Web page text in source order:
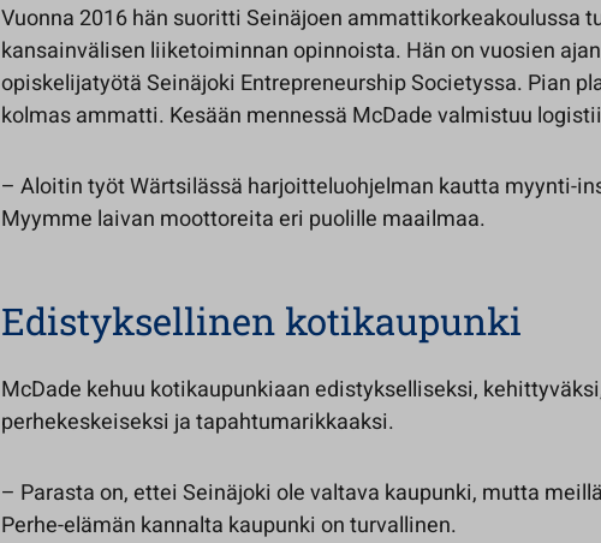
Vuonna 2016 hän suoritti Seinäjoen ammattikorkeakoulussa
kansainvälisen liiketoiminnan opinnoista. Hän on vuosien
opiskelijatyötä Seinäjoki Entrepreneurship Societyssa. Pian
kolmas ammatti. Kesään mennessä McDade valmistuu
– Aloitin työt Wärtsilässä harjoitteluohjelman kautta myynti-
Myymme laivan moottoreita eri puolille maailmaa.
Edistyksellinen kotikaupunki
McDade kehuu kotikaupunkiaan edistykselliseksi,
perhekeskeiseksi ja tapahtumarikkaaksi.
– Parasta on, ettei Seinäjoki ole valtava kaupunki, mutta
Perhe-elämän kannalta kaupunki on turvallinen.